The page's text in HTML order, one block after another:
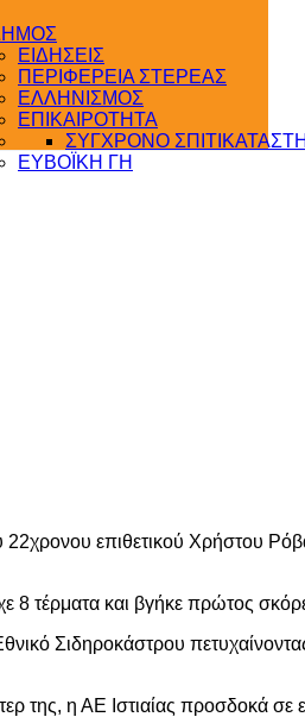
ΕΙΔΗΣΕΙΣ
ΠΕΡΙΦΕΡΕΙΑ ΣΤΕΡΕΑΣ
ΕΛΛΗΝΙΣΜΟΣ
ΕΠΙΚΑΙΡΟΤΗΤΑ
ΣΥΓΧΡΟΝΟ ΣΠΙΤΙ
ΕΥΒΟΪΚΗ ΓΗ
επιθετικού Χρήστου
8 τέρματα και βγήκε πρώτος
Σιδηροκάστρου
της, η ΑΕ Ιστιαίας προσδοκά σε